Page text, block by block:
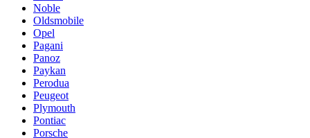
Noble
Oldsmobile
Opel
Pagani
Panoz
Paykan
Perodua
Peugeot
Plymouth
Pontiac
Porsche